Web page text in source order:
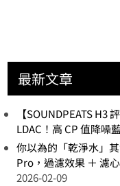
最新文章
【SOUNDPEATS H3
LDAC！高 CP 值降噪
你以為的「乾淨水」
Pro，過濾效果 ＋ 濾
2026-02-09